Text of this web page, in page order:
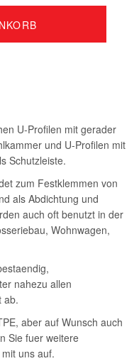
U-Profilen mit gerader
und U-Profilen mit
Schutzleiste.
zum Festklemmen von
als Abdichtung und
auch oft benutzt in der
Wohnwagen,
nahezu allen
ab.
aber auf Wunsch auch
Sie fuer weitere
uns auf.